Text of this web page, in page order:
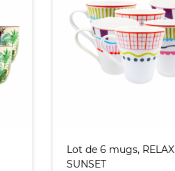
Lot de 6 mugs, RELAX
SUNSET